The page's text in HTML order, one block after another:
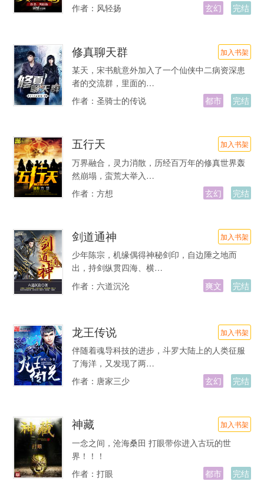
作者： 风轻扬 玄幻 完结
修真聊天群 加入书架
某天，宋书航意外加入了一个仙侠中二病资深患
者的交流群，里面的…
作者： 圣骑士的传说 都市 完结
五行天 加入书架
万界融合，灵力消散，历经百万年的修真世界轰
然崩塌，蛮荒大举入…
作者： 方想 玄幻 完结
剑道通神 加入书架
少年陈宗，机缘偶得神秘剑印，自边陲之地而
出，持剑纵贯四海、横…
作者： 六道沉沦 爽文 完结
龙王传说 加入书架
伴随着魂导科技的进步，斗罗大陆上的人类征服
了海洋，又发现了两…
作者： 唐家三少 玄幻 完结
神藏 加入书架
一念之间，沧海桑田 打眼带你进入古玩的世
界！！！
作者： 打眼 都市 完结